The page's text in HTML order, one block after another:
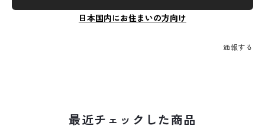
日本国内にお住まいの方向け
通報する
最近チェックした商品